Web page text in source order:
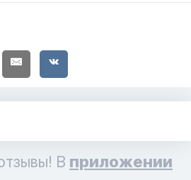
В приложении